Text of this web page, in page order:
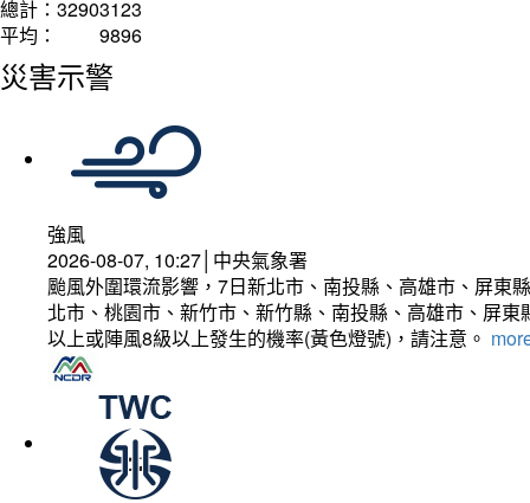
總計： 32903123
平均：
9896
災害示警
強風
2026-08-07, 10:27│中央氣象署
颱風外圍環流影響，7日新北市、南投縣、高雄市、屏東
北市、桃園市、新竹市、新竹縣、南投縣、高雄市、屏
以上或陣風8級以上發生的機率(黃色燈號)，請注意。